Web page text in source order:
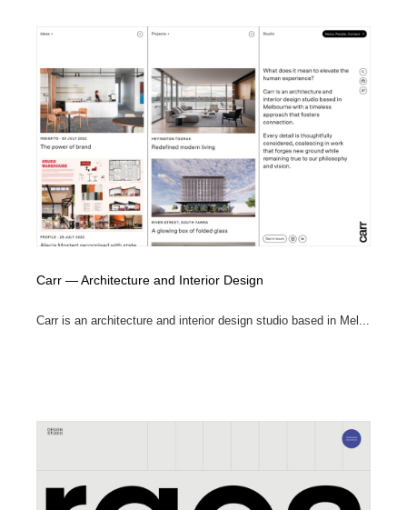
Carr — Architecture and Interior Design
Carr is an architecture and interior design studio based in Mel...